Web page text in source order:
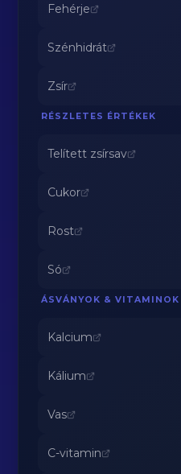
Fehérje
Szénhidrát
Zsír
RÉSZLETES ÉRTÉKEK
Telített zsírsav
Cukor
Rost
Só
ÁSVÁNYOK & VITAMINOK
Kalcium
Kálium
Vas
C-vitamin